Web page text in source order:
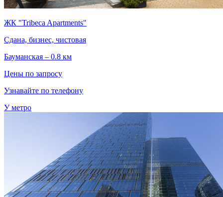
ЖК "Tribeca Apartments"
Сдана, бизнес, чистовая
Бауманская – 0.8 км
Цены по запросу
Узнавайте по телефону
У метро